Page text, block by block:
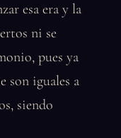
esa era y la
ni se
pues ya
son iguales a
siendo